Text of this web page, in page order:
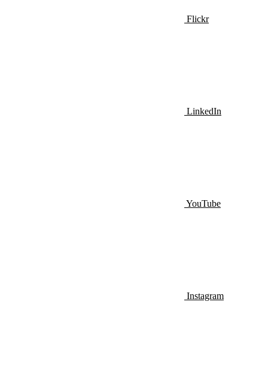
Flickr
LinkedIn
YouTube
Instagram